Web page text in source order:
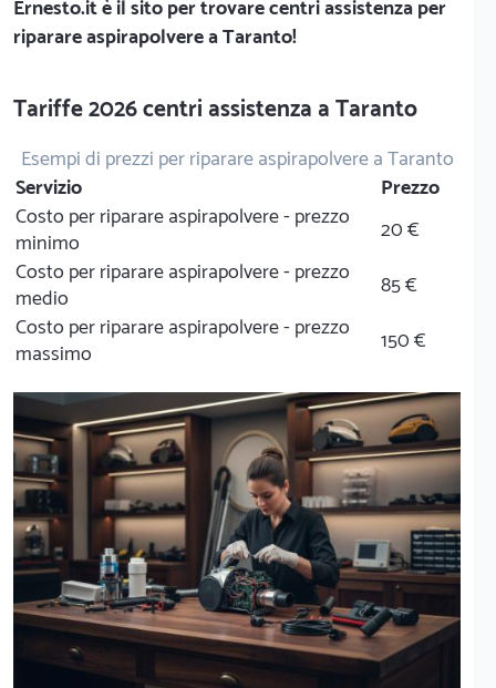
Ernesto.itè il sito per trovare centri assistenza per
riparare aspirapolvere a Taranto!
Tariffe 2026 centri assistenza a Taranto
Esempi di prezzi per riparare aspirapolvere a Taranto
Servizio
Prezzo
Costo per riparare aspirapolvere - prezzo
minimo
20 €
Costo per riparare aspirapolvere - prezzo
medio
85 €
Costo per riparare aspirapolvere - prezzo
massimo
150 €